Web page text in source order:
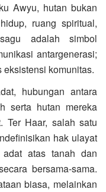
Awyu, hutan bukan
ruang spiritual,
adalah simbol
antargenerasi;
komunitas.
hubungan antara
serta hutan mereka
Ter Haar, salah satu
hak ulayat
atas tanah dan
bersama-sama.
biasa, melainkan